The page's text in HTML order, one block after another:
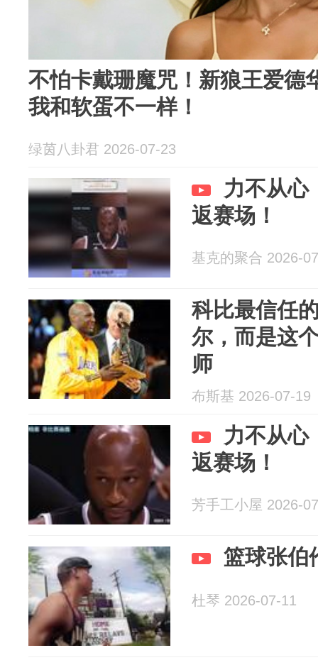
不怕卡戴珊魔咒！新狼王爱德
我和软蛋不一样！
绿茵八卦君 2026-07-23
力不从心
返赛场！
基克的聚合 2026-
科比最信任
尔，而是这
师
布斯基 2026-07-19
力不从心
返赛场！
芳手工小屋 2026-
篮球张伯
杜琴 2026-07-11